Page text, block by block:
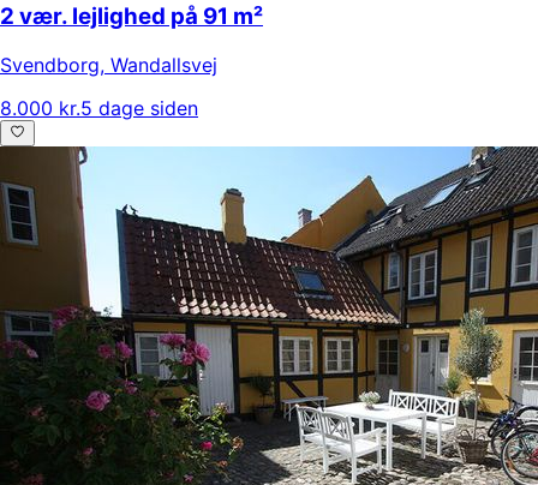
2 vær. lejlighed på 91 m²
Svendborg, Wandallsvej
8.000 kr.5 dage siden